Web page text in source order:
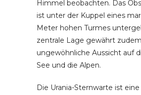
Himmel beobachten. Das
ist unter der Kuppel eines
Meter hohen Turmes
zentrale Lage gewährt
ungewöhnliche Aussicht auf
See und die Alpen.
Die Urania-Sternwarte ist eine